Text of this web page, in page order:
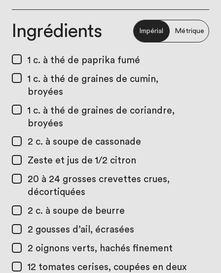
Ingrédients Impérial Métrique
1 c. à thé de paprika fumé
1 c. à thé de graines de cumin,
broyées
1 c. à thé de graines de coriandre,
broyées
2 c. à soupe de cassonade
Zeste et jus de 1/2 citron
20 à 24 grosses crevettes crues,
décortiquées
2 c. à soupe de beurre
2 gousses d’ail, écrasées
2 oignons verts, hachés finement
12 tomates cerises, coupées en deux